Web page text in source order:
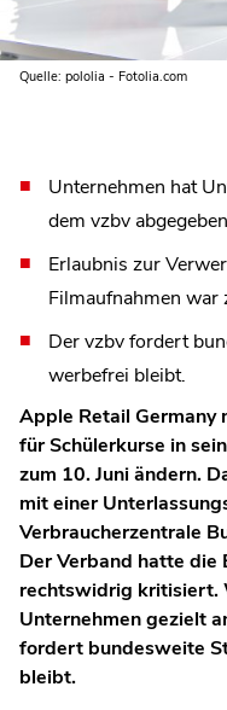
Quelle: pololia - Fotolia.com
Unternehmen hat
dem vzbv
Erlaubnis zur
Filmaufnahmen war
Der vzbv fordert
werbefrei bleibt.
Apple Retail Germany
für Schülerkurse in
zum 10. Juni ändern.
mit einer
Verbraucherzentrale
Der Verband hatte
rechtswidrig kritisiert.
Unternehmen gezielt
fordert bundesweite
bleibt.